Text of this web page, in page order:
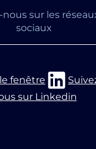
nous sur les
sociaux
fenêtre
sur Linkedin